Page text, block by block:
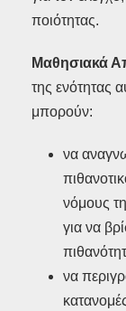
ποιότητας.
Μαθησιακά
της ενότητας
μπορούν:
να
νόμους
για να
να